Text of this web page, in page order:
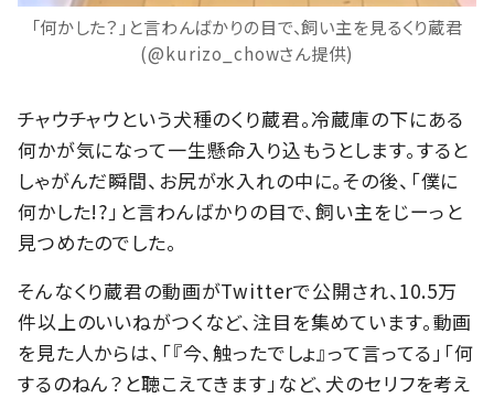
「何かした？」と言わんばかりの目で、飼い主を見るくり蔵君
(@kurizo_chowさん提供)
チャウチャウという犬種のくり蔵君。冷蔵庫の下にある
何かが気になって一生懸命入り込もうとします。すると
しゃがんだ瞬間、お尻が水入れの中に。その後、「僕に
何かした!?」と言わんばかりの目で、飼い主をじーっと
見つめたのでした。
そんなくり蔵君の動画がTwitterで公開され、10.5万
件以上のいいねがつくなど、注目を集めています。動画
を見た人からは、「『今、触ったでしょ』って言ってる」「何
するのねん？と聴こえてきます」など、犬のセリフを考え